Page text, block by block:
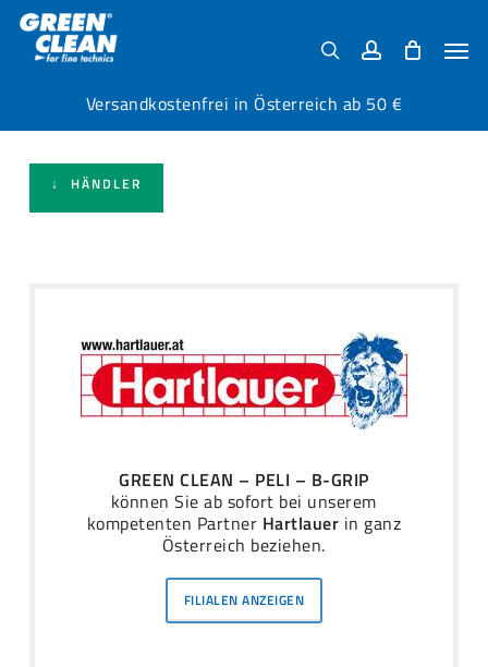
Versandkostenfrei in Österreich ab 50 €
Skip
main
searchaccount
↓ HÄNDLER
GREEN CLEAN – PELI – B-GRIP
können Sie ab sofort bei unserem
kompetenten Partner Hartlauer in ganz
Österreich beziehen.
FILIALEN ANZEIGEN